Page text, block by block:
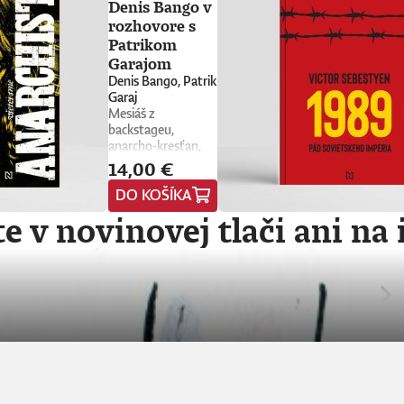
Denis Bango v
rozhovore s
Patrikom
Garajom
Denis Bango, Patrik
Garaj
Mesiáš z
backstageu,
anarcho-kresťan,
trubadúr lásky aj
drzá držka.
Vlajkonosič utópie,
otec scény,
Nietzscheho
pravnuk, sezónny
Róm, samozvaný
Cigán, filozof zo
zadných
radov.Denis Bango
14,00 €
DO KOŠÍKA
v novinovej tlači ani